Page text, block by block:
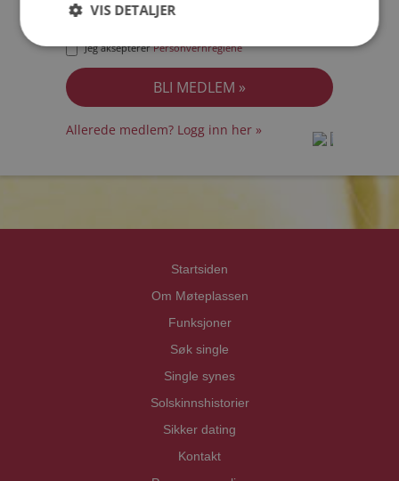
Jeg akseptererPersonvernreglene
Allerede medlem? Logg inn her »
Startsiden
Om Møteplassen
Funksjoner
Søk single
Single synes
Solskinnshistorier
Sikker dating
Kontakt
VIS DETALJER